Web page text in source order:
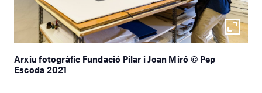
Arxiu fotogràfic Fundació Pilar i Joan Miró © Pep
Escoda 2021